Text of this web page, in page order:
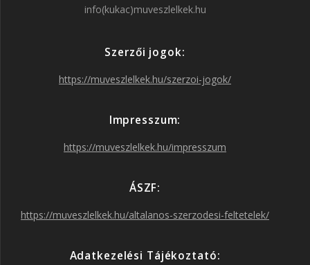
o r
a
m
r
info(kukac)muveszlelkek.hu
Szerzői jogok:
https://muveszlelkek.hu/szerzoi-jogok/
Impresszum:
https://muveszlelkek.hu/impresszum
ÁSZF:
https://muveszlelkek.hu/altalanos-szerzodesi-feltetelek/
Adatkezelési Tájékoztató: